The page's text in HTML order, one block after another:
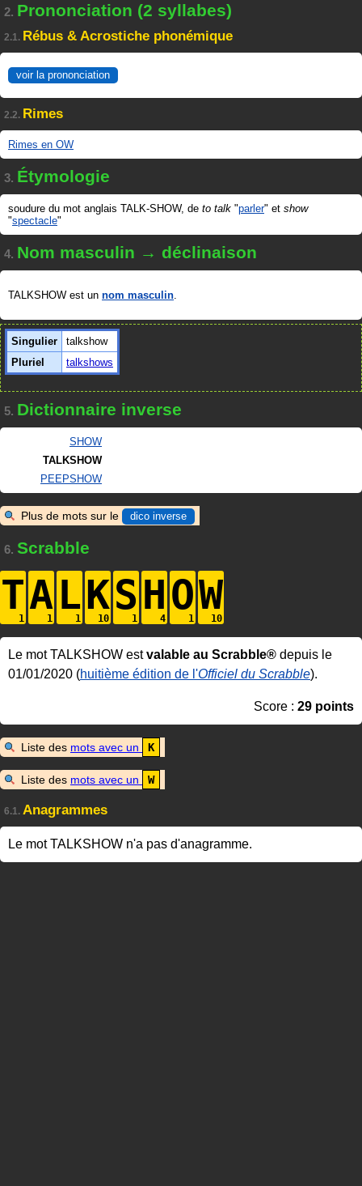
2. Prononciation (2 syllabes)
2.1. Rébus & Acrostiche phonémique
voir la prononciation
2.2. Rimes
Rimes en OW
3. Étymologie
soudure du mot anglais TALK-SHOW, de to talk "parler" et show
"spectacle"
4. Nom masculin → déclinaison
TALKSHOW est un nom masculin.
Singulier
talkshow
Pluriel
talkshows
5. Dictionnaire inverse
SHOW
TALKSHOW
PEEPSHOW
Plus de mots sur le dico inverse
6. Scrabble
TALKSHOW
Le mot TALKSHOW estvalable au Scrabble® depuis le
01/01/2020 (huitième édition de l'Officiel du Scrabble).
Score : 29 points
Liste des mots avec un K
Liste des mots avec un W
6.1. Anagrammes
Le mot TALKSHOW n'a pas d'anagramme.